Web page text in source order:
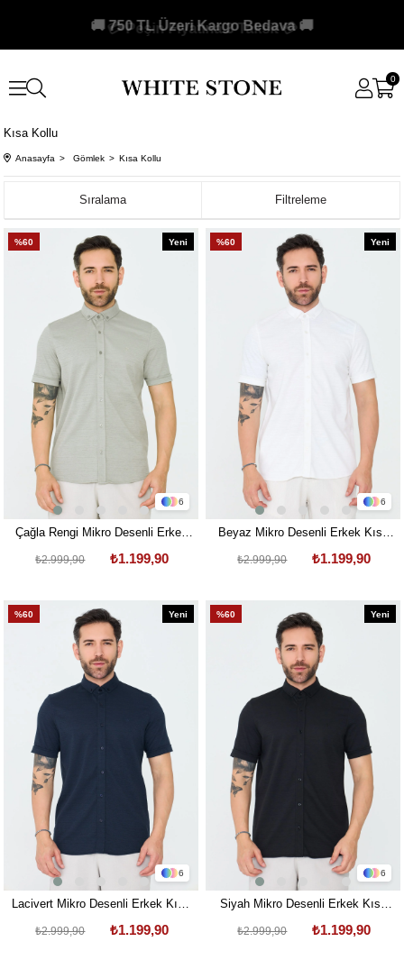
🚚 750 TL Üzeri Kargo Bedava 🚚
0
Kısa Kollu
Anasayfa Gömlek Kısa Kollu
Filtreleme
Sıralama
6
%60
Yeni
Çağla Rengi Mikro Desenli Erkek
₺1.199,90
₺2.999,90
6
%60
Yeni
Beyaz Mikro Desenli Erkek Kısa
₺1.199,90
₺2.999,90
6
%60
Yeni
Lacivert Mikro Desenli Erkek Kısa
₺1.199,90
₺2.999,90
6
%60
Yeni
Siyah Mikro Desenli Erkek Kısa
₺1.199,90
₺2.999,90